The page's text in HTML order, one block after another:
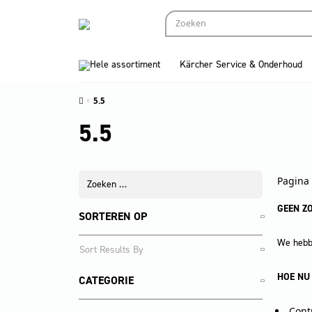
Hele assortiment Kärcher Service & Onderhoud
5.5
5.5
SORTEREN OP
CATEGORIE
Pagina
GEEN
We
HOE